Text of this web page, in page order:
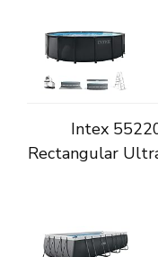
Intex
Rectangular